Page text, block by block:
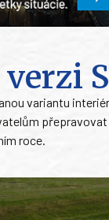
variantu
roce.